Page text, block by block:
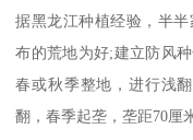
据黑龙江种植经验，半
布的荒地为好;建立防风
春或秋季整地，进行浅
翻，春季起垄，垄距70厘